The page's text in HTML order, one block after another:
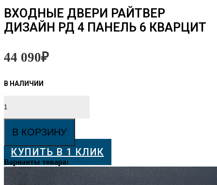
ВХОДНЫЕ ДВЕРИ РАЙТВЕР
ДИЗАЙН РД 4 ПАНЕЛЬ 6 КВАРЦИТ
44 090₽
товара
ВХОДНЫЕ
РАЙТВЕР
ДИЗАЙН
4
Панель
6
В КОРЗИНУ
КУПИТЬ В 1 КЛИК
Варианты товара: